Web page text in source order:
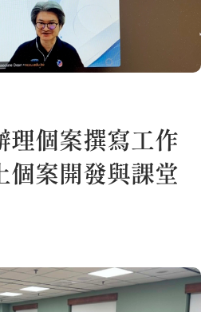
理個案撰寫工作
案開發與課堂